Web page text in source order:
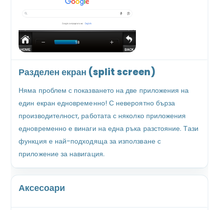
Разделен екран (split screen)
Няма проблем с показването на две приложения на
един екран едновременно! С невероятно бърза
производителност, работата с няколко приложения
едновременно е винаги на една ръка разстояние. Тази
функция е най-подходяща за използване с
приложение за навигация.
Аксесоари